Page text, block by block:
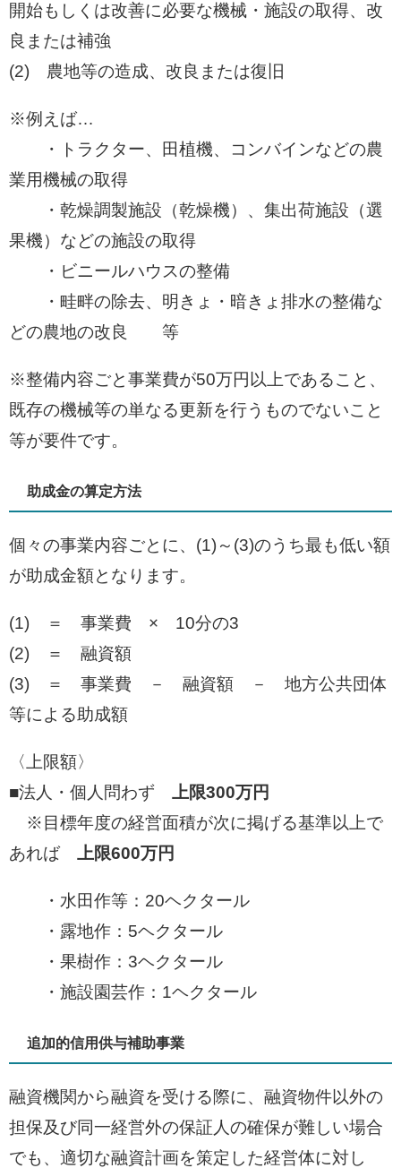
開始もしくは改善に必要な機械・施設の取得、改
良または補強
(2) 農地等の造成、改良または復旧
※例えば…
・トラクター、田植機、コンバインなどの農
業用機械の取得
・乾燥調製施設（乾燥機）、集出荷施設（選
果機）などの施設の取得
・ビニールハウスの整備
・畦畔の除去、明きょ・暗きょ排水の整備な
どの農地の改良 等
※整備内容ごと事業費が50万円以上であること、
既存の機械等の単なる更新を行うものでないこと
等が要件です。
助成金の算定方法
個々の事業内容ごとに、(1)～(3)のうち最も低い額
が助成金額となります。
(1) ＝ 事業費 × 10分の3
(2) ＝ 融資額
(3) ＝ 事業費 － 融資額 － 地方公共団体
等による助成額
〈上限額〉 ​
■法人・個人問わず 上限300万円
※目標年度の経営面積が次に掲げる基準以上で
あれば 上限600万円
・水田作等：20ヘクタール
・露地作：5ヘクタール
・果樹作：3ヘクタール
・施設園芸作：1ヘクタール
追加的信用供与補助事業
融資機関から融資を受ける際に、融資物件以外の
担保及び同一経営外の保証人の確保が難しい場合
でも、適切な融資計画を策定した経営体に対し